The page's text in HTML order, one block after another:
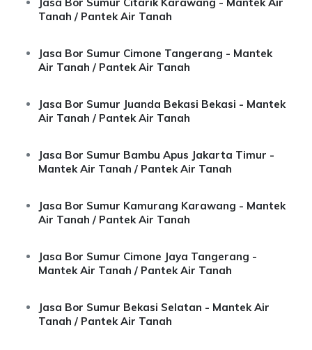
Tanah / Pantek Air Tanah
Jasa Bor Sumur Cimone Tangerang - Mantek
Air Tanah / Pantek Air Tanah
Jasa Bor Sumur Juanda Bekasi Bekasi - Mantek
Air Tanah / Pantek Air Tanah
Jasa Bor Sumur Bambu Apus Jakarta Timur -
Mantek Air Tanah / Pantek Air Tanah
Jasa Bor Sumur Kamurang Karawang - Mantek
Air Tanah / Pantek Air Tanah
Jasa Bor Sumur Cimone Jaya Tangerang -
Mantek Air Tanah / Pantek Air Tanah
Jasa Bor Sumur Bekasi Selatan - Mantek Air
Tanah / Pantek Air Tanah